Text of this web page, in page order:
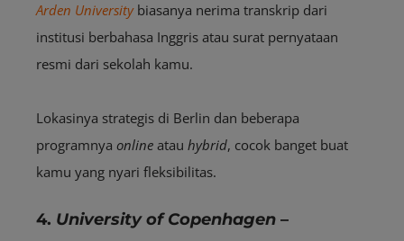
Arden Universitybiasanya nerima transkrip dari
institusi berbahasa Inggris atau surat pernyataan
resmi dari sekolah kamu.
Lokasinya strategis di Berlin dan beberapa
programnya online atau hybrid, cocok banget buat
kamu yang nyari fleksibilitas.
4. University of Copenhagen –